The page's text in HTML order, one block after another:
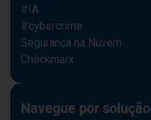
#IA
#cybercrime
Segurança na Nuvem
Checkmarx
Navegue por solução